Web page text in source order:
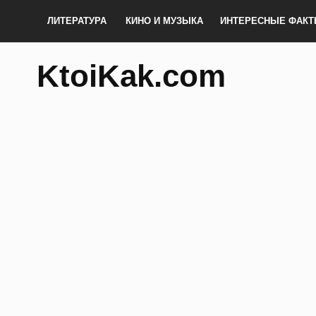
ЛИТЕРАТУРА КИНО И МУЗЫКА ИНТЕРЕСНЫЕ
KtoiKak.com